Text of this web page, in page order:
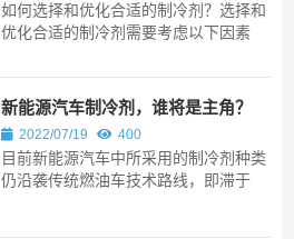
如何选择和优化合适的制冷剂？选择和
优化合适的制冷剂需要考虑以下因素
新能源汽车制冷剂，谁将是主角？
2022/07/19 400
目前新能源汽车中所采用的制冷剂种类
仍沿袭传统燃油车技术路线，即滞于